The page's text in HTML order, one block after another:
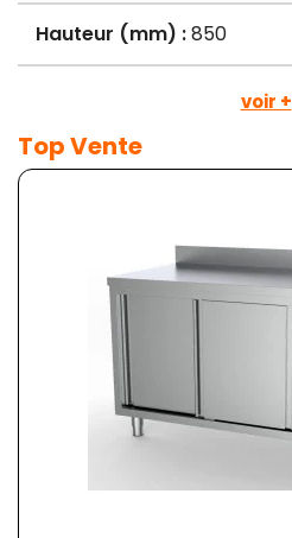
Hauteur (mm) :850
voir +
Top Vente